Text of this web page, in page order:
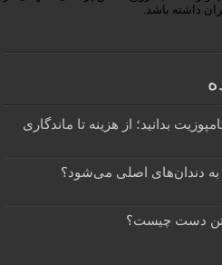
داشته باشد.
بدانید؛ از هزینه تا ماندگاری
به دندان‌های اصلی می‌شود؟
دست چیست؟